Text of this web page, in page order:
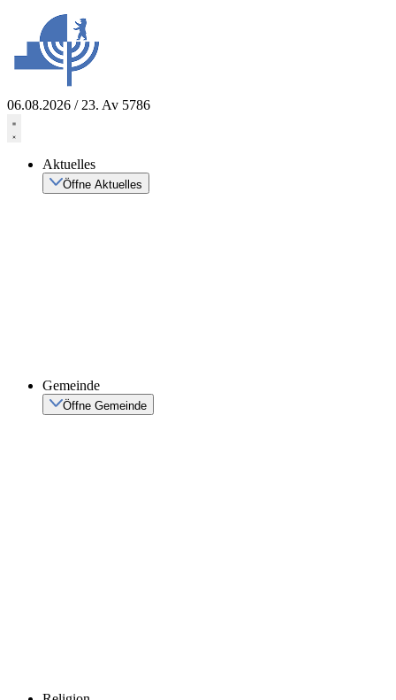
springen
06.08.2026 / 23. Av 5786
Aktuelles
Öffne Aktuelles
Gemeinde
Öffne Gemeinde